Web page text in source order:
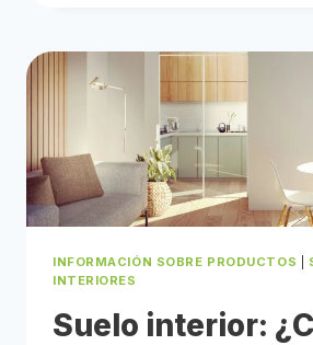
PUERTAS
VINILO
LA
ELECCIÓN
PUERTA
ES
UNA
QUE
MEJOR
QUE
CARACTERÍSTICAS
DE
INFORMACIÓN SOBRE PRODUCTOS
INTERIORES
Suelo interior: